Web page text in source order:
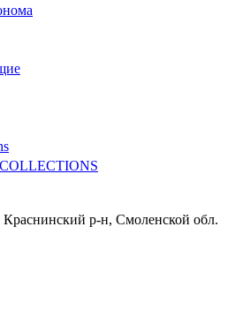
Краснинский р-н, Смоленской обл.